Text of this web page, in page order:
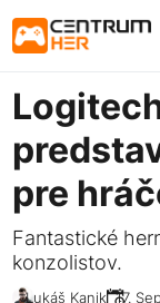
pre
Fantastické
konzolistov.
Lukáš Kanik 17.